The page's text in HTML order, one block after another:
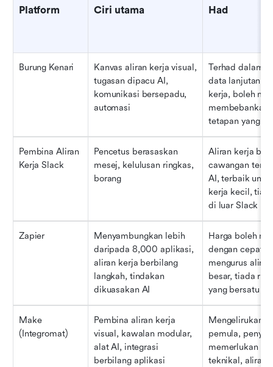
Platform Ciri utama Had
Burung Kenari
Kanvas aliran kerja visual,
tugasan dipacu AI,
komunikasi bersepadu,
automasi
Terhad dalam
data lanjutan di
kerja, boleh
membebankan
tetapan yang
Pembina Aliran
Kerja Slack
Pencetus berasaskan
mesej, kelulusan ringkas,
borang
Aliran kerja
cawangan
AI, terbaik
kerja kecil,
di luar Slack
Zapier
Menyambungkan lebih
daripada 8,000 aplikasi,
aliran kerja berbilang
langkah, tindakan
dikuasakan AI
Harga boleh
dengan cepat,
mengurus
besar, tiada
yang bersatu
Make
(Integromat)
Pembina aliran kerja
visual, kawalan modular,
alat AI, integrasi
berbilang aplikasi
Mengelirukan
pemula,
memerlukan
teknikal, aliran